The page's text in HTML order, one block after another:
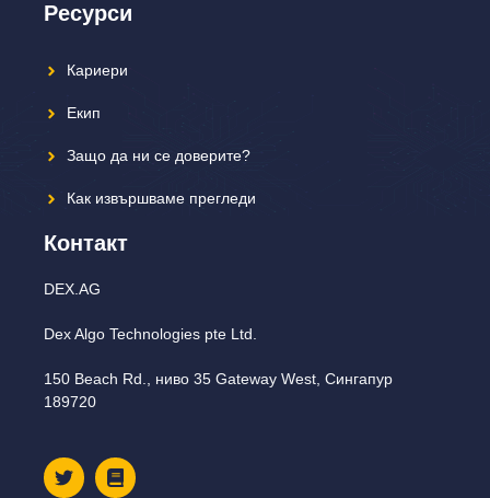
Ресурси
Кариери
Екип
Защо да ни се доверите?
Как извършваме прегледи
Контакт
DEX.AG
Dex Algo Technologies pte Ltd.
150 Beach Rd., ниво 35 Gateway West, Сингапур
189720